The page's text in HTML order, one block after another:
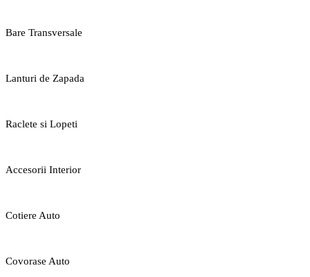
Bare Transversale
Lanturi de Zapada
Raclete si Lopeti
Accesorii Interior
Cotiere Auto
Covorase Auto